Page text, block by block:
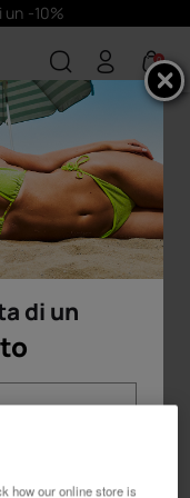
-10%
0
di un
how our online store is